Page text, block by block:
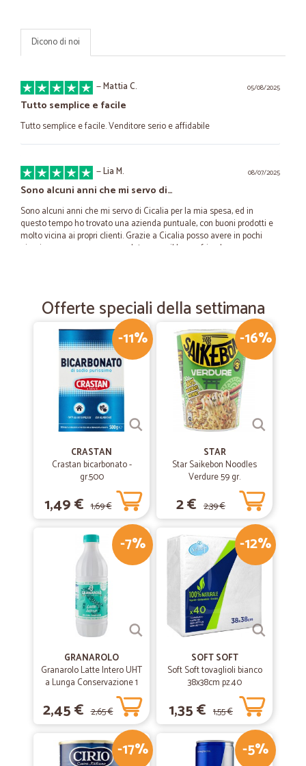
Dicono di noi
05/08/2025
—Mattia C.
Tutto semplice e facile
Tutto semplice e facile. Venditore serio e affidabile
08/07/2025
—Lia M.
Sono alcuni anni che mi servo di…
Sono alcuni anni che mi servo di Cicalia per la mia spesa, ed in
questo tempo ho trovato una azienda puntuale, con buoni prodotti e
molto vicina ai propri clienti. Grazie a Cicalia posso avere in pochi
giorni una spesa a casa completa e con il banco frigo la merce
07/04/2021
—Erika B.
Tutto perfetto!
Ho fatto 2 spese su Cicalia,posso dire ottimo servizio sia nella
preparazione dei pacchi che nella spedizione! Graditissimi gli omaggi!
—Claudia Z.
Ottimo servizio
supermercato, molto, .molto soddisfatta, da considerare che mi
hanno servita anche in periodo di lockdown , grazie a voi..
18/07/2020
—Rossana S.
Veloce e spese di trasporto economiche
Veloce e spese di trasporto economiche
—Irene V.
Tutto ottimo
Tutto ottimo. Gestione dell'ordine velocissimo. Fruiró ancora. Grazie!
—.
I vari prodotti sono freschi e scelti…
I vari prodotti sono freschi e scelti con cura, il packaging è ottimo e il
servizio di consegna inappuntabile
Offerte speciali della settimana
-11%
CRASTAN
Crastan bicarbonato -
gr.500
1,49 € 1,69 €
-16%
STAR
Star Saikebon Noodles
Verdure 59 gr.
2 € 2,39 €
-7%
GRANAROLO
Granarolo Latte Intero UHT
a Lunga Conservazione 1
2,45 € 2,65 €
-12%
SOFT SOFT
Soft Soft tovaglioli bianco
38x38cm pz.40
1,35 € 1,55 €
-17% -5%